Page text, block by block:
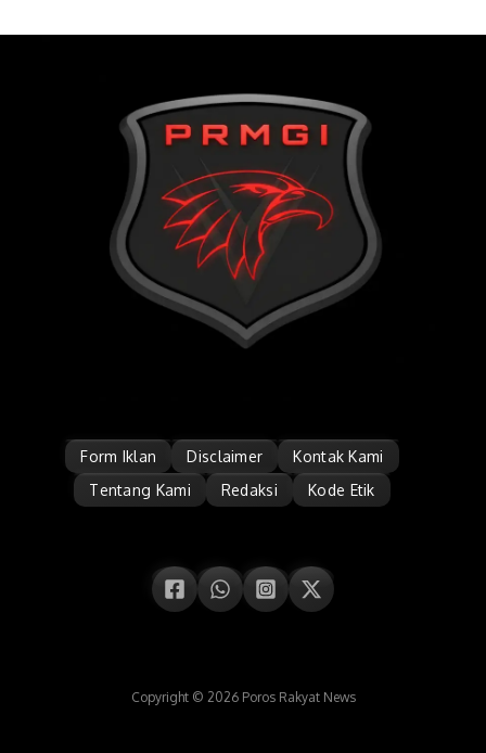
Form Iklan Disclaimer
Kontak Kami
Tentang Kami
Redaksi Kode Etik
Copyright © 2026 Poros Rakyat News